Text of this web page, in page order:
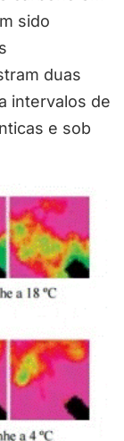
sido
duas
intervalos de
e sob